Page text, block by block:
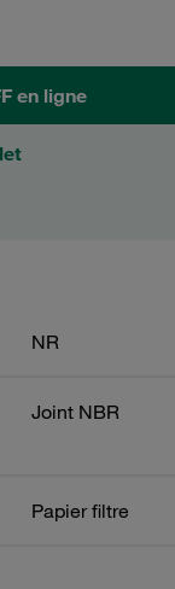
en ligne
NR
Joint NBR
Papier filtre